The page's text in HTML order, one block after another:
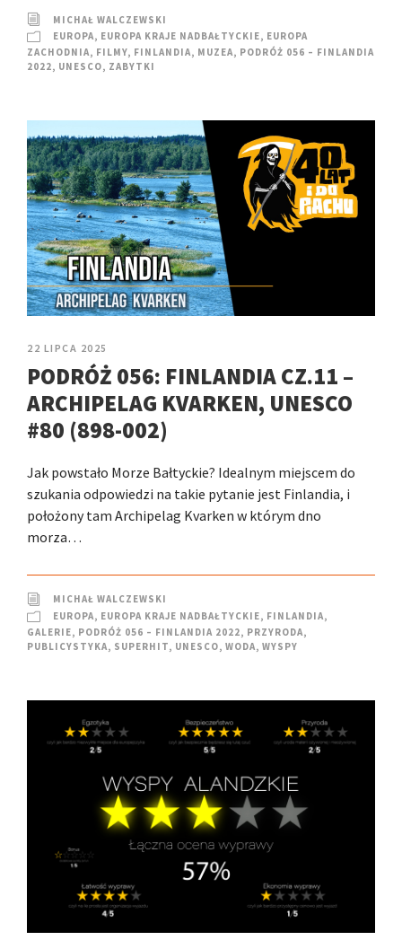
MICHAŁ WALCZEWSKI
EUROPA, EUROPA KRAJE NADBAŁTYCKIE, EUROPA
ZACHODNIA, FILMY, FINLANDIA, MUZEA, PODRÓŻ 056 – FINLANDIA
2022, UNESCO, ZABYTKI
22 LIPCA 2025
PODRÓŻ 056: FINLANDIA CZ.11 –
ARCHIPELAG KVARKEN, UNESCO
#80 (898-002)
Jak powstało Morze Bałtyckie? Idealnym miejscem do
szukania odpowiedzi na takie pytanie jest Finlandia, i
położony tam Archipelag Kvarken w którym dno
morza…
MICHAŁ WALCZEWSKI
EUROPA, EUROPA KRAJE NADBAŁTYCKIE, FINLANDIA,
GALERIE, PODRÓŻ 056 – FINLANDIA 2022, PRZYRODA,
PUBLICYSTYKA, SUPERHIT, UNESCO, WODA, WYSPY